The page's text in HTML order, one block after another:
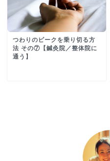
つわりのピークを乗り切る方
法 その⑦【鍼灸院／整体院に
通う】